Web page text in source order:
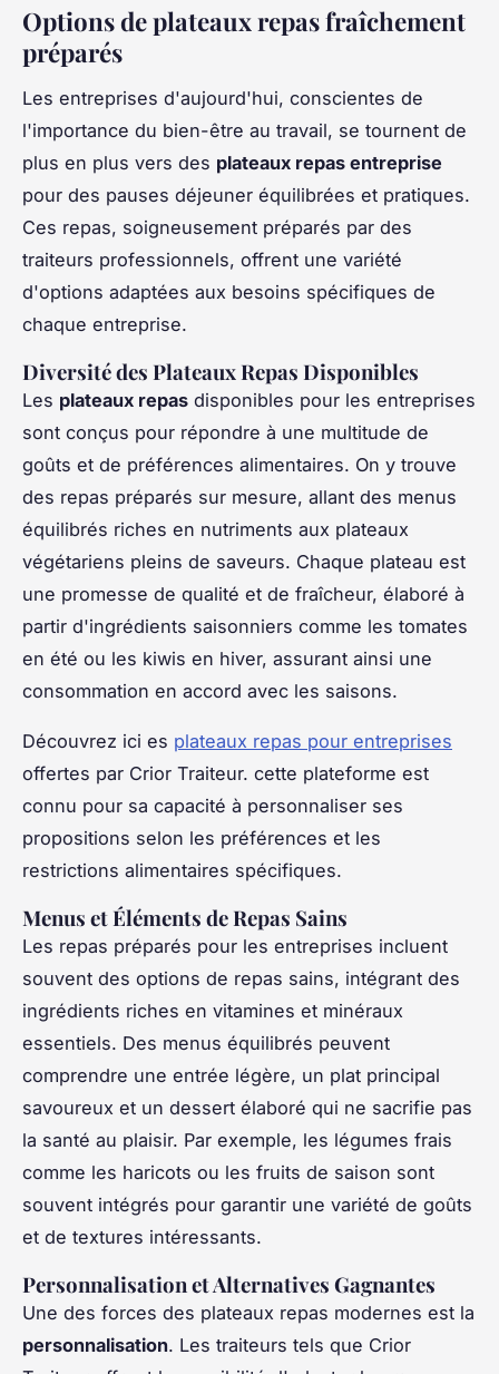
Options de plateaux repas fraîchement
préparés
Les entreprises d'aujourd'hui, conscientes de
l'importance du bien-être au travail, se tournent de
plus en plus vers des plateaux repas entreprise
pour des pauses déjeuner équilibrées et pratiques.
Ces repas, soigneusement préparés par des
traiteurs professionnels, offrent une variété
d'options adaptées aux besoins spécifiques de
chaque entreprise.
Diversité des Plateaux Repas Disponibles
Les plateaux repas disponibles pour les entreprises
sont conçus pour répondre à une multitude de
goûts et de préférences alimentaires. On y trouve
des repas préparés sur mesure, allant des menus
équilibrés riches en nutriments aux plateaux
végétariens pleins de saveurs. Chaque plateau est
une promesse de qualité et de fraîcheur, élaboré à
partir d'ingrédients saisonniers comme les tomates
en été ou les kiwis en hiver, assurant ainsi une
consommation en accord avec les saisons.
Découvrez ici es plateaux repas pour entreprises
offertes par Crior Traiteur. cette plateforme est
connu pour sa capacité à personnaliser ses
propositions selon les préférences et les
restrictions alimentaires spécifiques.
Menus et Éléments de Repas Sains
Les repas préparés pour les entreprises incluent
souvent des options de repas sains, intégrant des
ingrédients riches en vitamines et minéraux
essentiels. Des menus équilibrés peuvent
comprendre une entrée légère, un plat principal
savoureux et un dessert élaboré qui ne sacrifie pas
la santé au plaisir. Par exemple, les légumes frais
comme les haricots ou les fruits de saison sont
souvent intégrés pour garantir une variété de goûts
et de textures intéressants.
Personnalisation et Alternatives Gagnantes
Une des forces des plateaux repas modernes est la
personnalisation. Les traiteurs tels que Crior